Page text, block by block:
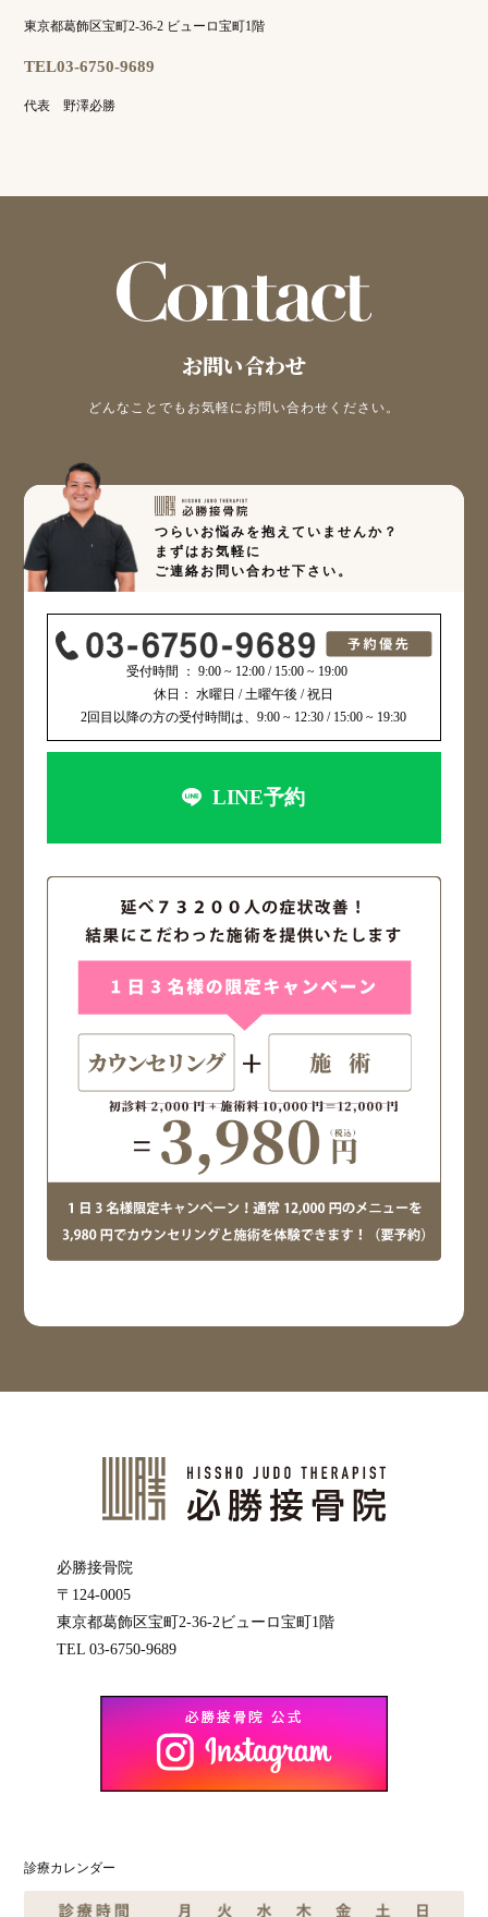
東京都葛飾区宝町2-36-2 ビューロ宝町1階
TEL03-6750-9689
代表 野澤必勝
お問い合わせ
どんなことでもお気軽にお問い合わせください。
つらいお悩みを抱えていませんか？
まずはお気軽に
ご連絡お問い合わせ下さい。
受付時間 ： 9:00 ~ 12:00 / 15:00 ~ 19:00
休日： 水曜日 / 土曜午後 / 祝日
2回目以降の方の受付時間は、9:00 ~ 12:30 / 15:00 ~ 19:30
LINE予約
必勝接骨院
〒124-0005
東京都葛飾区宝町2-36-2ビューロ宝町1階
TEL 03-6750-9689
診療カレンダー